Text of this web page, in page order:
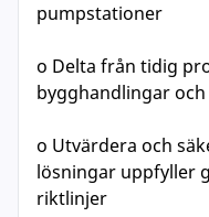
pumpstationer
o Delta från tidig
bygghandlingar
o Utvärdera och
lösningar uppfyller
riktlinjer